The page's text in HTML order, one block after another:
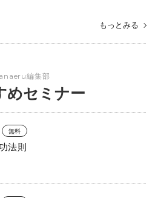
もっとみる
編集部
めセミナー
無料
法則